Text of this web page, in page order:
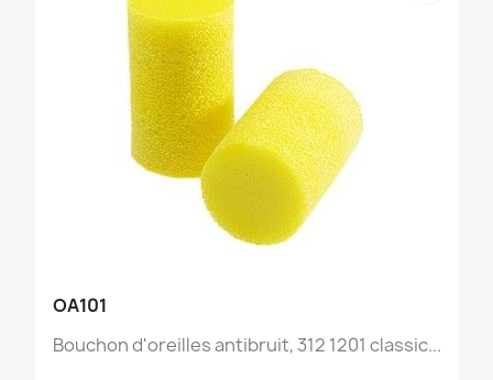
OA101
Bouchon d'oreilles antibruit, 312 1201 classic...